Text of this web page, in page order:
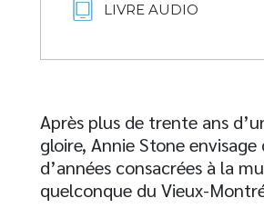
LIVRE AUDIO
Après plus de trente ans
gloire, Annie Stone
d’années consacrées à la
quelconque du Vieux-